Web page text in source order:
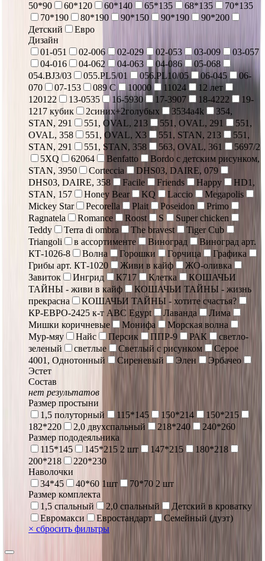
50*90
60*120 60*140 65*135 68*135
70*135
70*190
80*190 90*150 90*190
90*200
Детский
Евро
Дизайн
01-051
02-006 02-029 02-053 03-009
03-057
04-016
04-062 04-063 04-086
05-068
054.BJ3/03
055.PL5/01 056.PL10/05 06-045
06-
070
07-153 089 С 10000 11024
12 лет
120122
13-0535 16-5930 17-3907 18-4222
19-
1217 кубик
2синих+2голубых 3534a4k
354,
STAN, 291
551, OVAL, 213 551, OVAL, 291
551,
OVAL, 358
551, OVAL, X3 551, STAN, 213
551,
STAN, 291
551, STAN, 358 563, OVAL, 361
5697/2
5XQ
62064 Benfatto
Bordo с детским рисунком,
STAN, 3950
Corteccia
DHS03, DAIRE, 079
DHS03, DAIRE, 358
Facile Friends Happy
HD1,
STAN, 157
Honey Bear KQ Laccio
Megapolis
Mickey Star
Pecorella Plait Poseidon
Primo
Ragnatela
Romance Roost S
Super chicken
Teddy
Terra di ombra The bravest
Tiger Cub
Triangoli
в ассортименте Виноград
Виноград арт.
КТ-1026-8
Волна Горошки Горчица
Графика
Грибы арт. КТ-1020
Живи в кайф
ЖО-оливка
Завиток
Ингрид К717 Клетка
КОШАЧЬИ
ТАЙНЫ - живи в кайф
КОШАЧЬИ ТАЙНЫ - жизнь
прекрасна
КОШАЧЬИ ТАЙНЫ - хотите счастья?
КР-ЕВРО-2425 к-т ABC Egypt
Лаванда
Лима
Мишки коричневые
Монифа
Морская волна
Мур-мяу
Найс Персик ППР-9 РАК
светло-
зеленый
светлые Светлый с рисунком
Серое
4001, Однотонный
Сиреневый Элен
Эрбачео
Эстет
Состав
нет результатов
Размер простыни
1,5 полуторный
115*145 150*214
150*215
182*220
2,0 двухспальный 218*240
240*260
Размер пододеяльника
115*145
145*215 2 шт 147*215
180*218
200*218
220*230
Наволочки
34*45
40*60 1шт
70*70 2 шт
Размер комплекта
1,5 спальный
2,0 спальный
Детский в кроватку
Евромакси
Евростандарт
Семейный (дуэт)
× сбросить фильтры